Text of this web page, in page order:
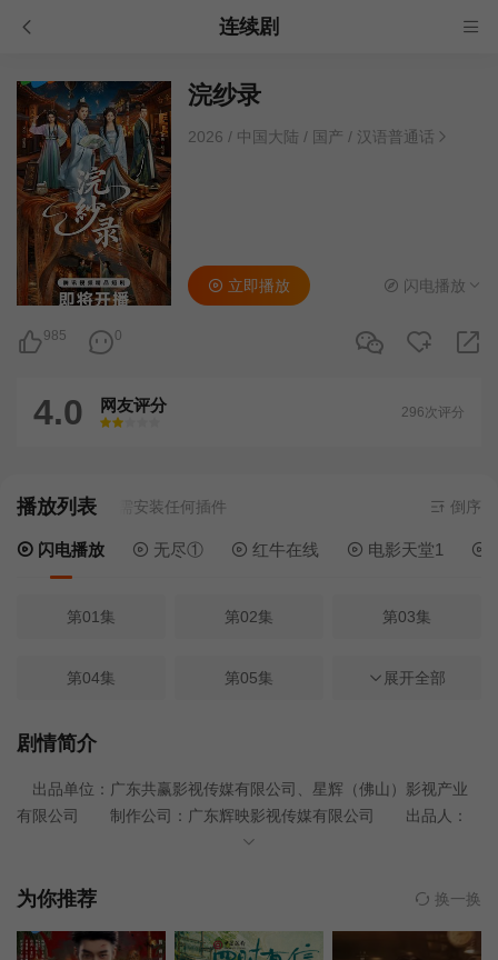
连续剧
浣纱录
2026 / 中国大陆 / 国产 / 汉语普通话
985 0
立即播放 闪电播放
4.0 网友评分
很差
较差还行推荐力荐
296次评分
播放列表
闪电播放 - 无需安装任何插件 倒序
闪电播放 无尽① 红牛在线 电影天堂1
第01集 第02集 第03集
第04集 第05集 第06集
第07集
第13集 第14集 第15集
展开全部
剧情简介
出品单位：广东共赢影视传媒有限公司、星辉（佛山）影视产业
有限公司 制作公司：广东辉映影视传媒有限公司 出品人：
霍志健、周伟全 联合出品人：朱牧言、姚忠、Mr豆 总制片
非遗顾问：欧阳凤婷 制片人：李功斌、黄彩丽、黄莉 联
剧：云霄 播放平台：腾讯视频 选角团队：一丁选角 选
为你推荐 换一换